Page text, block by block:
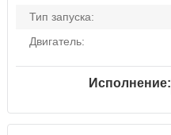
Тип запуска:
Двигатель:
Исполнение: